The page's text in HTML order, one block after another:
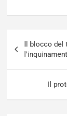
articoli
Il blocco del
Il